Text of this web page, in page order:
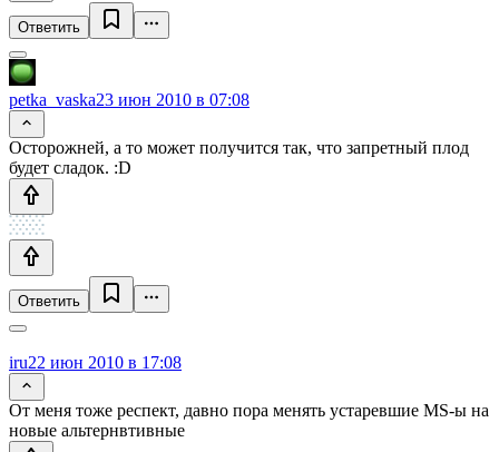
Ответить
petka_vaska23 июн 2010 в 07:08
Осторожней, а то может получится так, что запретный плод
будет сладок. :D
Ответить
iru22 июн 2010 в 17:08
От меня тоже респект, давно пора менять устаревшие MS-ы на
новые альтернвтивные